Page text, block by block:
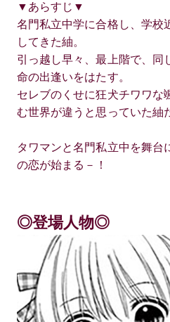
▼あらすじ▼
名門私立中学に合格し、学校
してきた紬。
引っ越し早々、最上階で、同
命の出逢いをはたす。
セレブのくせに狂犬チワワな
む世界が違うと思っていた紬
タワマンと名門私立中を舞台
の恋が始まる－！
◎登場人物◎